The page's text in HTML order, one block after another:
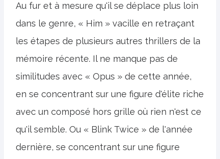
Au fur et à mesure qu'il se déplace plus loin
dans le genre, « Him » vacille en retraçant
les étapes de plusieurs autres thrillers de la
mémoire récente. Il ne manque pas de
similitudes avec « Opus » de cette année,
en se concentrant sur une figure d'élite riche
avec un composé hors grille où rien n'est ce
qu'il semble. Ou « Blink Twice » de l'année
dernière, se concentrant sur une figure